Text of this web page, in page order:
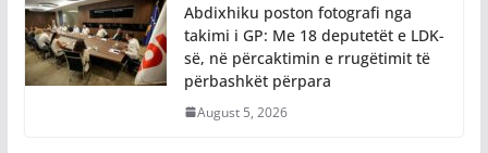
Abdixhiku poston fotografi nga
takimi i GP: Me 18 deputetët e LDK-
së, në përcaktimin e rrugëtimit të
përbashkët përpara
August 5, 2026